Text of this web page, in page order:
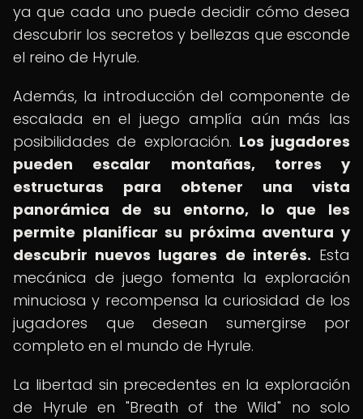
ya que cada uno puede decidir cómo desea
descubrir los secretos y bellezas que esconde
el reino de Hyrule.
Además, la introducción del componente de
escalada en el juego amplía aún más las
posibilidades de exploración. Los jugadores
pueden escalar montañas, torres y
estructuras para obtener una vista
panorámica de su entorno, lo que les
permite planificar su próxima aventura y
descubrir nuevos lugares de interés. Esta
mecánica de juego fomenta la exploración
minuciosa y recompensa la curiosidad de los
jugadores que desean sumergirse por
completo en el mundo de Hyrule.
La libertad sin precedentes en la exploración
de Hyrule en "Breath of the Wild" no solo